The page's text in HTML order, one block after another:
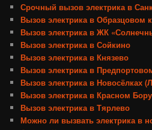
Срочный вызов электрика в
Вызов электрика в Образцовом
Вызов электрика в ЖК
Вызов электрика в Сойкино
Вызов электрика в Князево
Вызов электрика в
Вызов электрика в Новосёлках
Вызов электрика в Красном Бору
Вызов электрика в Тярлево
Можно ли вызвать электрика в